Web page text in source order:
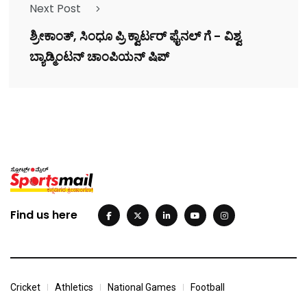
Next Post
ಶ್ರೀಕಾಂತ್, ಸಿಂಧೂ ಪ್ರಿ ಕ್ವಾರ್ಟರ್ ಫೈನಲ್ ಗೆ - ವಿಶ್ವ
ಬ್ಯಾಡ್ಮಿಂಟನ್ ಚಾಂಪಿಯನ್ ಷಿಪ್
Find us here
Cricket Athletics National Games Football